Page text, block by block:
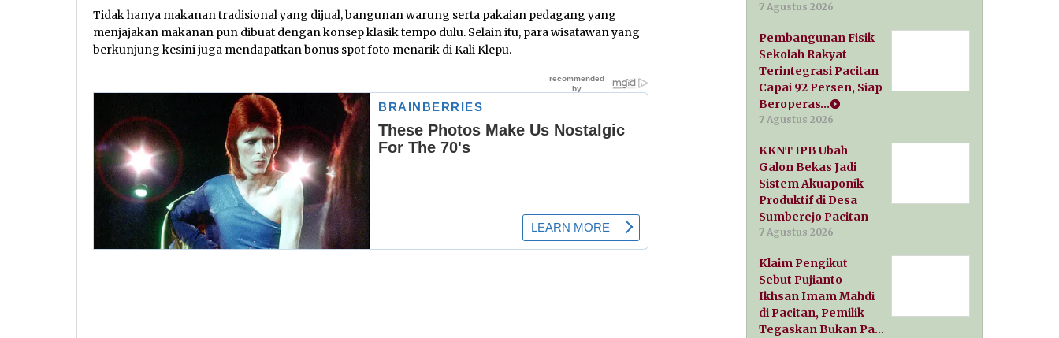
Tidak hanya makanan tradisional yang dijual, bangunan warung serta pakaian pedagang yang
menjajakan makanan pun dibuat dengan konsep klasik tempo dulu. Selain itu, para wisatawan yang
berkunjung kesini juga mendapatkan bonus spot foto menarik di Kali Klepu.
7 Agustus 2026
Pembangunan Fisik
Sekolah Rakyat
Terintegrasi Pacitan
Capai 92 Persen, Siap
Beroperas…
7 Agustus 2026
KKNT IPB Ubah
Galon Bekas Jadi
Sistem Akuaponik
Produktif di Desa
Sumberejo Pacitan
7 Agustus 2026
Klaim Pengikut
Sebut Pujianto
Ikhsan Imam Mahdi
di Pacitan, Pemilik
Tegaskan Bukan Pa…